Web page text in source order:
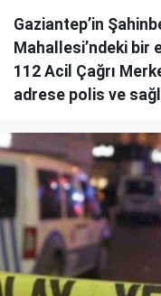
Gaziantep’in
Mahallesi’ndeki bir
112 Acil Çağrı
adrese polis ve